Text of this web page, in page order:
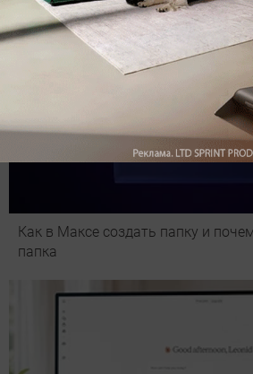
Как в Максе создать папку и
папка